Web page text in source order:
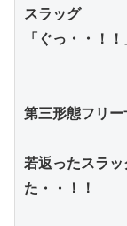
スラッグ
「ぐっ・・！！
第三形態フリー
若返ったスラ
た・・！！